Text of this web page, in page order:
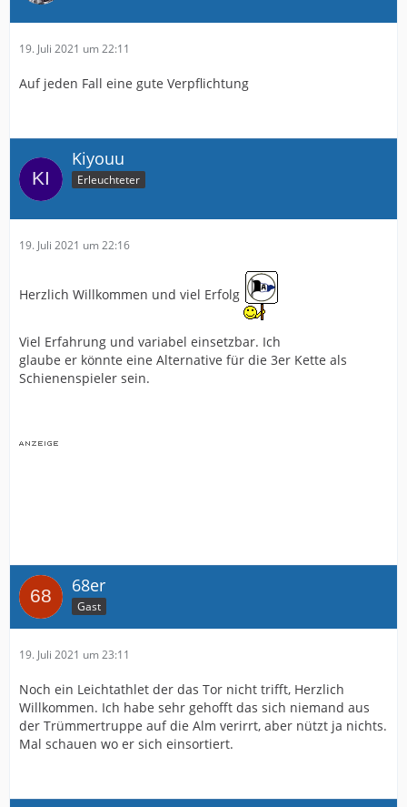
19. Juli 2021 um 22:11
Auf jeden Fall eine gute Verpflichtung
Kiyouu
Erleuchteter
19. Juli 2021 um 22:16
Herzlich Willkommen und viel Erfolg
Viel Erfahrung und variabel einsetzbar. Ich
glaube er könnte eine Alternative für die 3er Kette als
Schienenspieler sein.
68er
Gast
19. Juli 2021 um 23:11
Noch ein Leichtathlet der das Tor nicht trifft, Herzlich
Willkommen. Ich habe sehr gehofft das sich niemand aus
der Trümmertruppe auf die Alm verirrt, aber nützt ja nichts.
Mal schauen wo er sich einsortiert.